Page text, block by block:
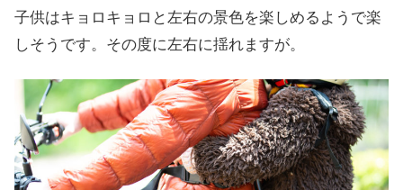
子供はキョロキョロと左右の景色を楽しめるようで楽
しそうです。その度に左右に揺れますが。